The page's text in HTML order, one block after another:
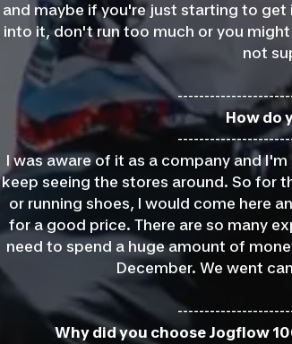
and maybe if you're just starting to
into it, don't run too much or you
not
How do
I was aware of it as a company and
keep seeing the stores around. So for
or running shoes, I would come here
for a good price. There are so many
need to spend a huge amount of
December. We went
Why did you choose Jogflow